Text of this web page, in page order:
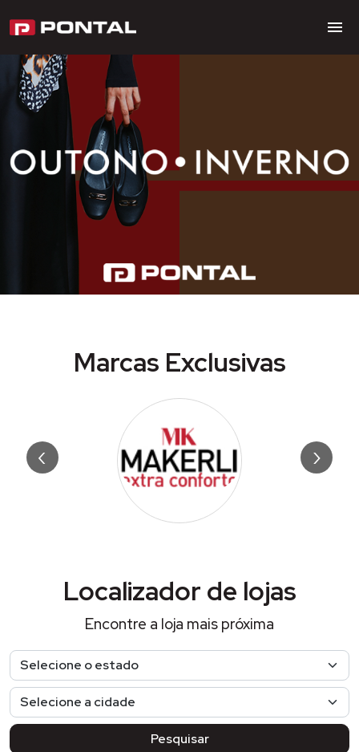
Marcas Exclusivas
‹ ›
Localizador de lojas
Encontre a loja mais próxima
Pesquisar